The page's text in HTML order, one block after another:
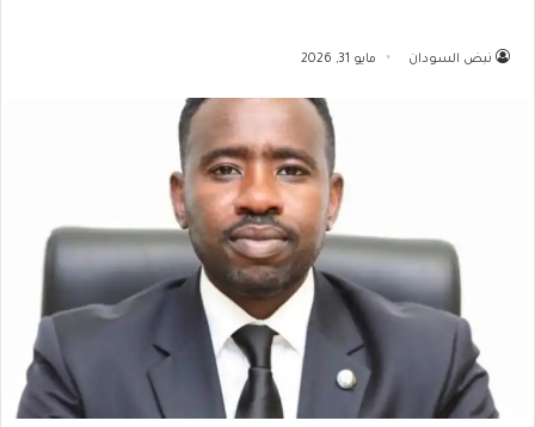
نبض السودان مايو 31, 2026